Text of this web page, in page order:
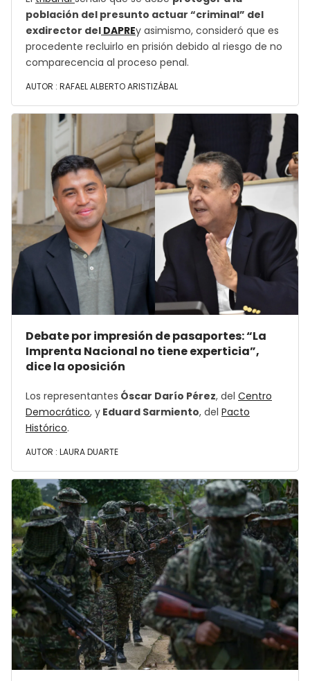
población del presunto actuar “criminal” del
exdirector del DAPREy asimismo, consideró que es
procedente recluirlo en prisión debido al riesgo de no
comparecencia al proceso penal.
AUTOR : RAFAEL ALBERTO ARISTIZÁBAL
Debate por impresión de pasaportes: “La
Imprenta Nacional no tiene experticia”,
dice la oposición
Los representantes Óscar Darío Pérez, del Centro
Democrático, y Eduard Sarmiento, del Pacto
Histórico.
AUTOR : LAURA DUARTE